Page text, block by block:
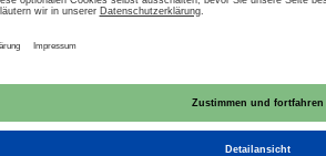
420 MW zählen gemäß
Heimat (BMI) zu den
Ge­mein­we­sen haben. Ein
könnte nach­hal­tig